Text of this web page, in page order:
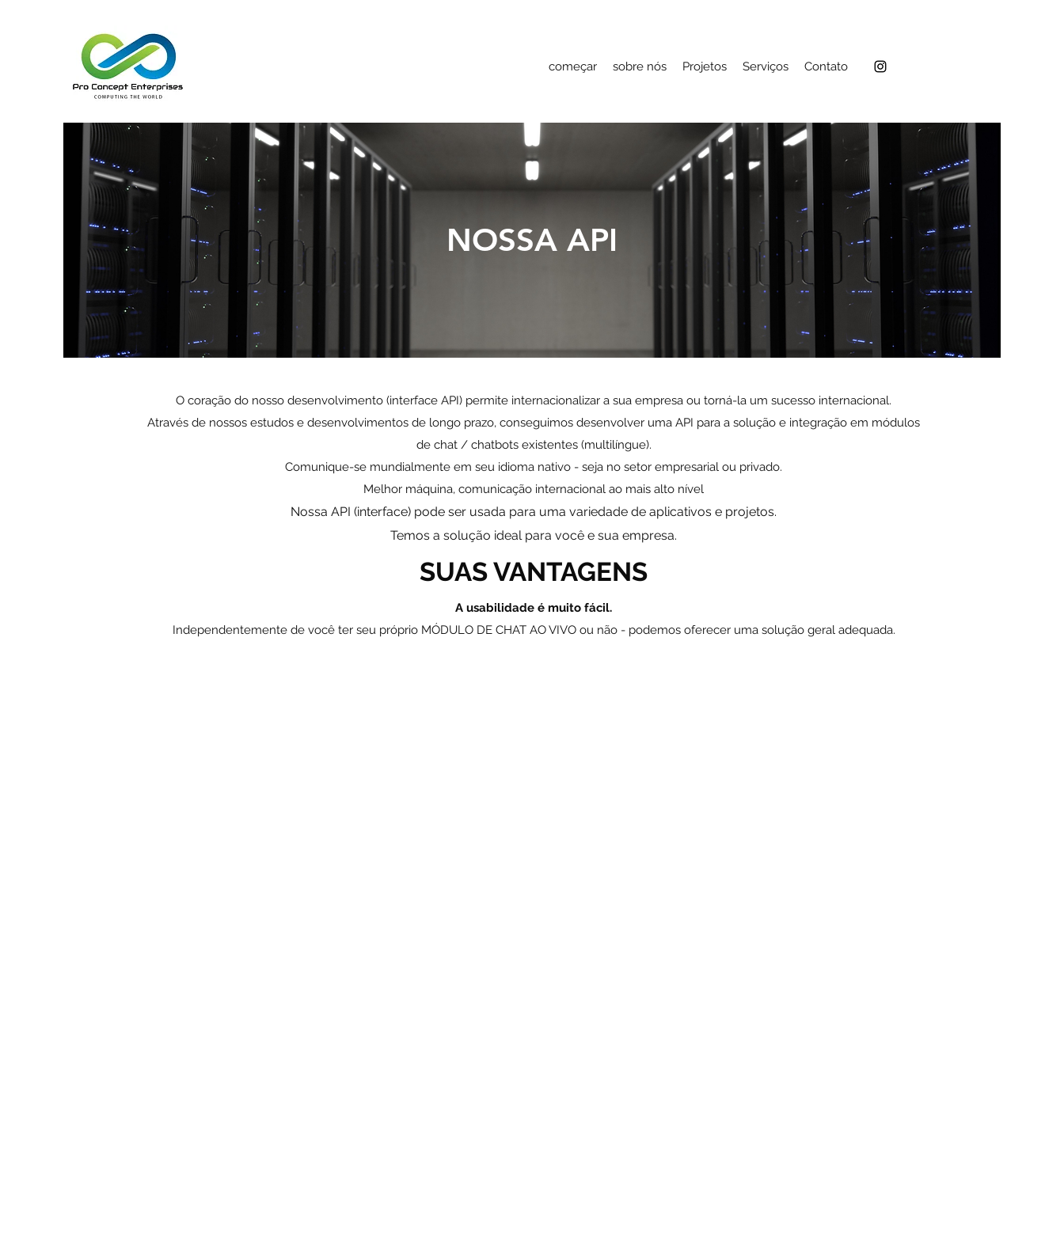
começar sobre nós Projetos Serviços Contato
NOSSA API
O coração do nosso desenvolvimento (interface API) permite internacionalizar a sua empresa ou torná-la um sucesso internacional.
Através de nossos estudos e desenvolvimentos de longo prazo, conseguimos desenvolver uma API para a solução e integração em módulos
de chat / chatbots existentes (multilíngue).
Comunique-se mundialmente em seu idioma nativo - seja no setor empresarial ou privado.
Melhor máquina, comunicação internacional ao mais alto nível
Nossa API (interface) pode ser usada para uma variedade de aplicativos e projetos.
Temos a solução ideal para você e sua empresa.
SUAS VANTAGENS
A usabilidade é muito fácil.
Independentemente de você ter seu próprio MÓDULO DE CHAT AO VIVO ou não - podemos oferecer uma solução geral adequada.